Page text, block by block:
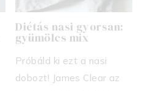
Diétás nasi gyorsan:
gyümölcs mix
Próbáld ki ezt a nasi
dobozt! James Clear az